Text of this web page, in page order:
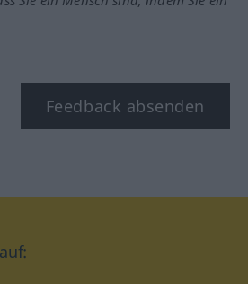
Feedback absenden